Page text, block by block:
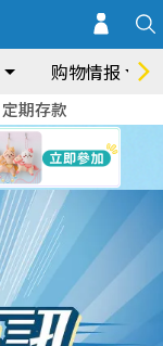
购物情报
定期存款